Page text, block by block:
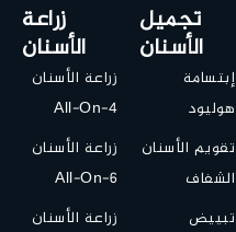
زراعة
الأسنان
زراعة الأسنان
All-On-4
زراعة الأسنان
All-On-6
زراعة الأسنان
تجميل
الأسنان
إبتسامة
هوليود
تقويم الأسنان
الشفاف
تبييض